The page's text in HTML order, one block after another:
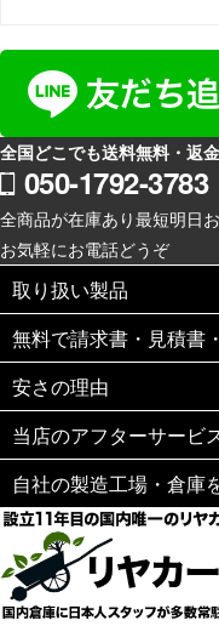
全国どこでも送料無料・返
050-1792-3783
全商品が在庫あり最短明日
お気軽にお電話どうぞ
取り扱い製品
無料で請求書・見積書
安さの理由
当店のアフターサービ
自社の製造工場・倉庫